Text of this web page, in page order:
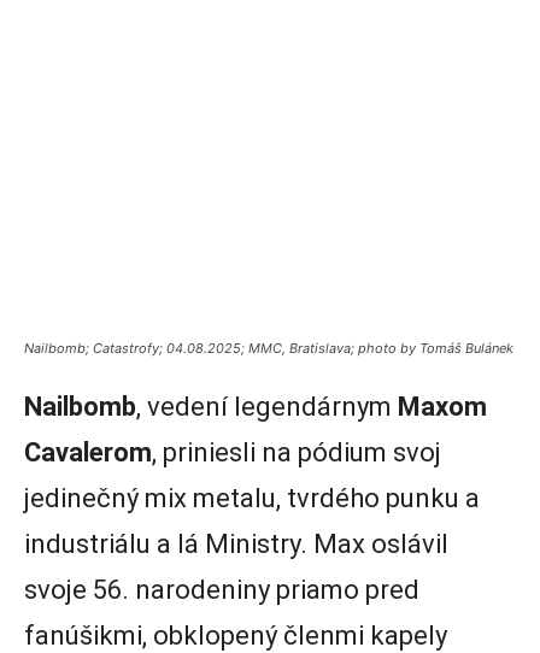
Nailbomb; Catastrofy; 04.08.2025; MMC, Bratislava; photo by Tomáš Bulánek
Nailbomb, vedení legendárnym Maxom
Cavalerom, priniesli na pódium svoj
jedinečný mix metalu, tvrdého punku a
industriálu a lá Ministry. Max oslávil
svoje 56. narodeniny priamo pred
fanúšikmi, obklopený členmi kapely